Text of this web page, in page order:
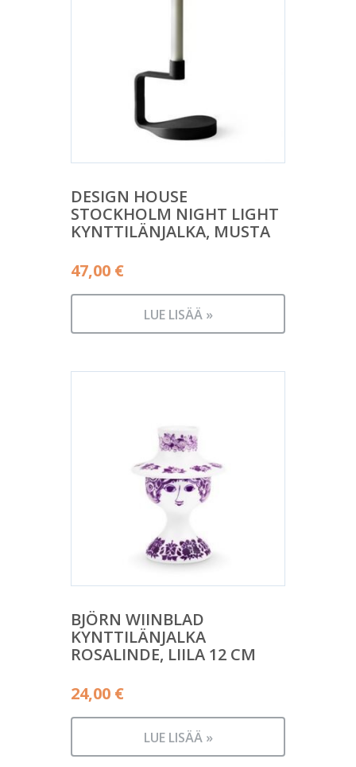
DESIGN HOUSE
STOCKHOLM NIGHT LIGHT
KYNTTILÄNJALKA, MUSTA
47,00 €
LUE LISÄÄ »
BJÖRN WIINBLAD
KYNTTILÄNJALKA
ROSALINDE, LIILA 12 CM
24,00 €
LUE LISÄÄ »